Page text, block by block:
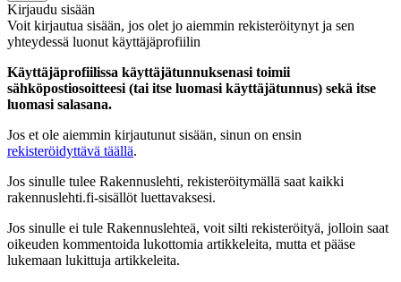
Kirjaudu sisään
Voit kirjautua sisään, jos olet jo aiemmin rekisteröitynyt ja sen
yhteydessä luonut käyttäjäprofiilin
Käyttäjäprofiilissa käyttäjätunnuksenasi toimii
sähköpostiosoitteesi (tai itse luomasi käyttäjätunnus) sekä itse
luomasi salasana.
Jos et ole aiemmin kirjautunut sisään, sinun on ensin
rekisteröidyttävä täällä.
Jos sinulle tulee Rakennuslehti, rekisteröitymällä saat kaikki
rakennuslehti.fi-sisällöt luettavaksesi.
Jos sinulle ei tule Rakennuslehteä, voit silti rekisteröityä, jolloin saat
oikeuden kommentoida lukottomia artikkeleita, mutta et pääse
lukemaan lukittuja artikkeleita.